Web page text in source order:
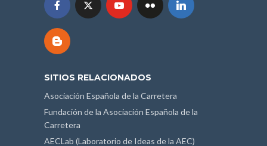
SITIOS RELACIONADOS
Asociación Española de la Carretera
Fundación de la Asociación Española de la
Carretera
AECLab (Laboratorio de Ideas de la AEC)